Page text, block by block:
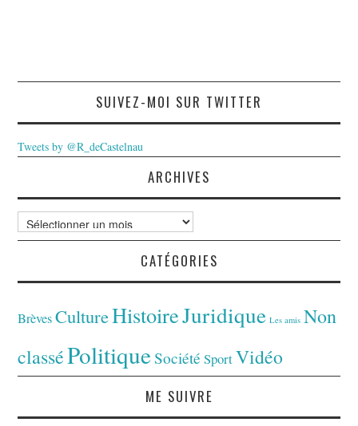
SUIVEZ-MOI SUR TWITTER
Tweets by @R_deCastelnau
ARCHIVES
Archives
CATÉGORIES
Brèves CultureHistoireJuridique Les amis Non
classéPolitiqueSociété SportVidéo
ME SUIVRE